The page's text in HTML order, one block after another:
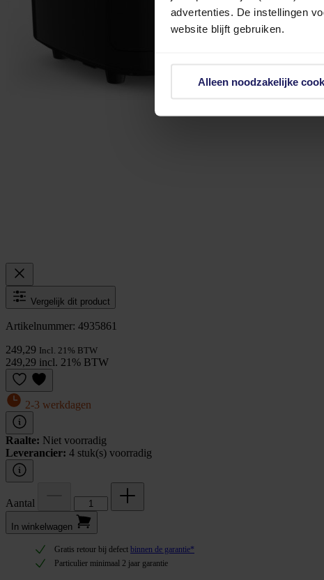
advertenties. De instellingen
website blijft gebruiken.
Alleen noodzakelijke
Vergelijk dit product
Artikelnummer: 4935861
249,29 Incl. 21% BTW
249,29 incl. 21% BTW
2-3 werkdagen
Raalte: Niet voorradig
Leverancier: 4 stuk(s) voorradig
Aantal
In winkel­wagen
Gratis retour bij defect binnen de garantie*
Particulier minimaal 2 jaar garantie